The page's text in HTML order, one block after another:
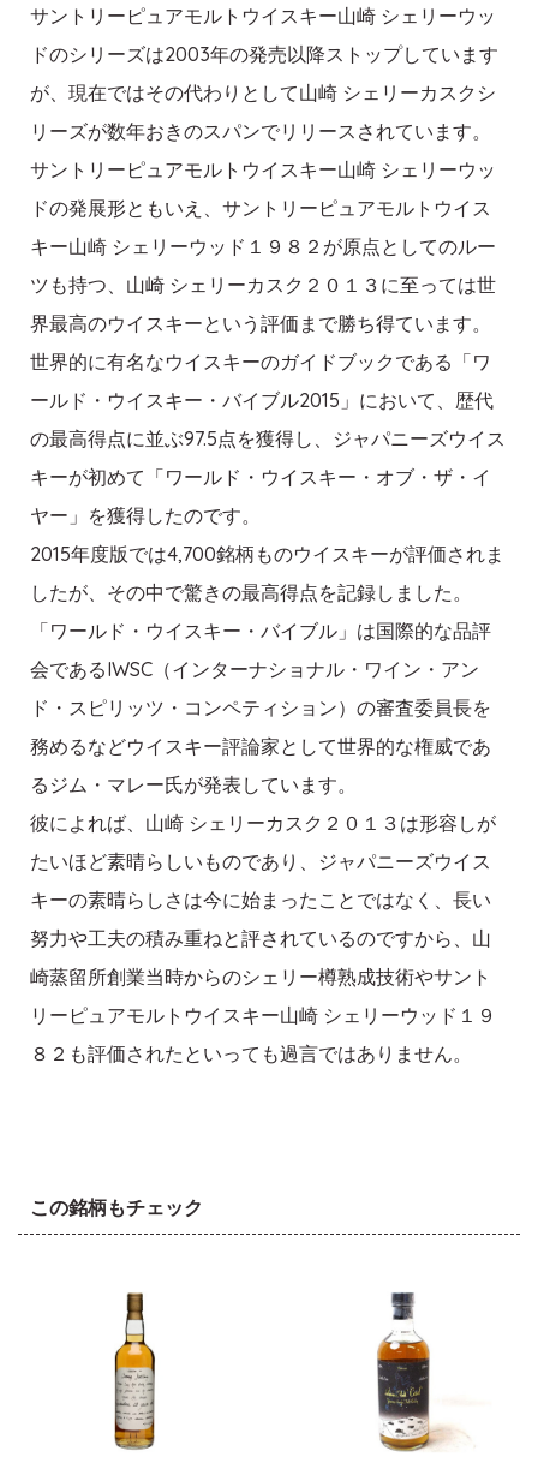
サントリーピュアモルトウイスキー山崎 シェリーウッ
ドのシリーズは2003年の発売以降ストップしています
が、現在ではその代わりとして山崎 シェリーカスクシ
リーズが数年おきのスパンでリリースされています。
サントリーピュアモルトウイスキー山崎 シェリーウッ
ドの発展形ともいえ、サントリーピュアモルトウイス
キー山崎 シェリーウッド１９８２が原点としてのルー
ツも持つ、山崎 シェリーカスク２０１３に至っては世
界最高のウイスキーという評価まで勝ち得ています。
世界的に有名なウイスキーのガイドブックである「ワ
ールド・ウイスキー・バイブル2015」において、歴代
の最高得点に並ぶ97.5点を獲得し、ジャパニーズウイス
キーが初めて「ワールド・ウイスキー・オブ・ザ・イ
ヤー」を獲得したのです。
2015年度版では4,700銘柄ものウイスキーが評価されま
したが、その中で驚きの最高得点を記録しました。
「ワールド・ウイスキー・バイブル」は国際的な品評
会であるIWSC（インターナショナル・ワイン・アン
ド・スピリッツ・コンペティション）の審査委員長を
務めるなどウイスキー評論家として世界的な権威であ
るジム・マレー氏が発表しています。
彼によれば、山崎 シェリーカスク２０１３は形容しが
たいほど素晴らしいものであり、ジャパニーズウイス
キーの素晴らしさは今に始まったことではなく、長い
努力や工夫の積み重ねと評されているのですから、山
崎蒸留所創業当時からのシェリー樽熟成技術やサント
リーピュアモルトウイスキー山崎 シェリーウッド１９
８２も評価されたといっても過言ではありません。
この銘柄もチェック